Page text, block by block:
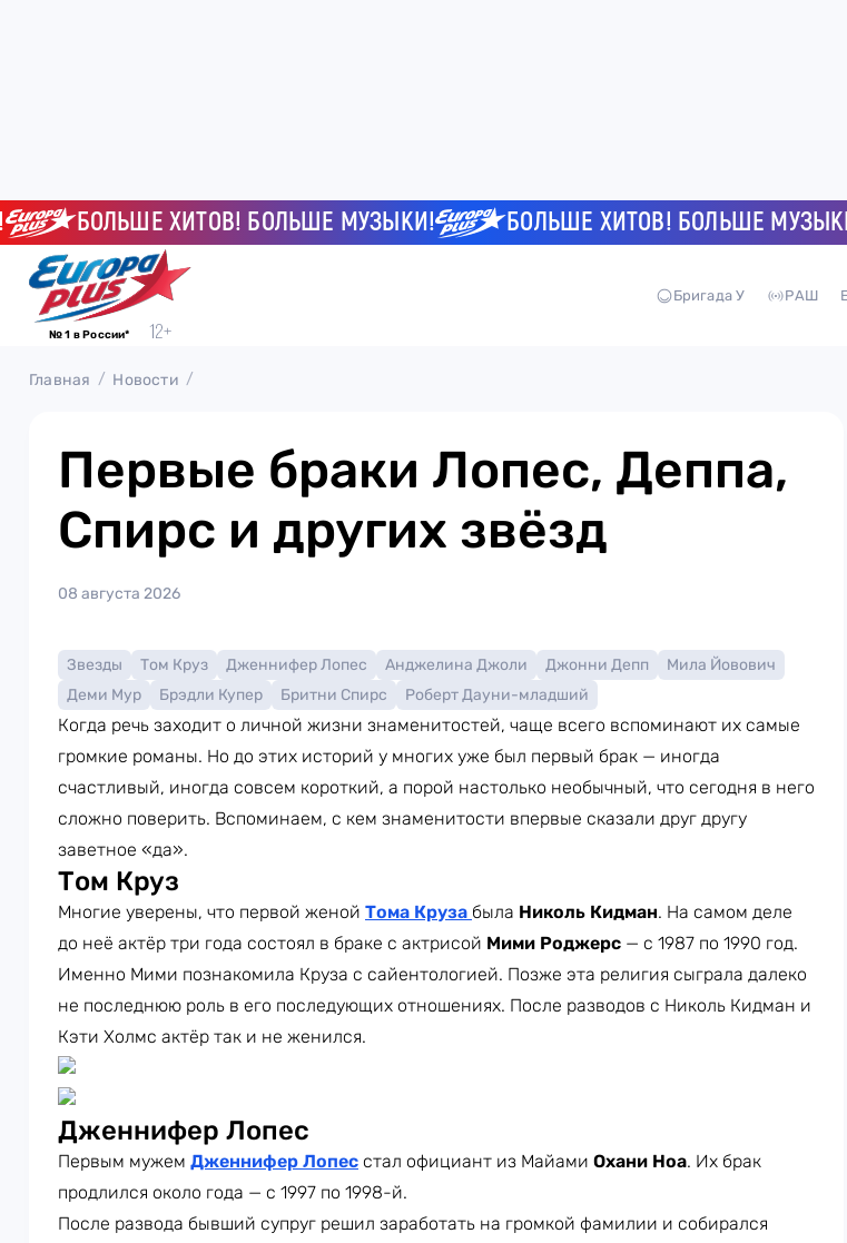
БОЛЬШЕ ХИТОВ! БОЛЬШЕ МУЗЫКИ! БОЛЬШЕ ХИТОВ! БОЛЬШЕ МУЗЫКИ!
№ 1 в России*
Бригада У РАШ
Главная Новости
Первые браки Лопес, Деппа,
Спирс и других звёзд
08 августа 2026
Звезды Том Круз Дженнифер Лопес Анджелина Джоли Джонни Депп
Мила Йовович
Деми Мур
Брэдли Купер Бритни Спирс Роберт Дауни-младший
Когда речь заходит о личной жизни знаменитостей, чаще всего вспоминают их самые
громкие романы. Но до этих историй у многих уже был первый брак — иногда
счастливый, иногда совсем короткий, а порой настолько необычный, что сегодня в него
сложно поверить. Вспоминаем, с кем знаменитости впервые сказали друг другу
заветное «да».
Том Круз
Многие уверены, что первой женой Тома Круза была Николь Кидман. На самом деле
до неё актёр три года состоял в браке с актрисой Мими Роджерс — с 1987 по 1990 год.
Именно Мими познакомила Круза с сайентологией. Позже эта религия сыграла далеко
не последнюю роль в его последующих отношениях. После разводов с Николь Кидман и
Кэти Холмс актёр так и не женился.
Дженнифер Лопес
Первым мужем Дженнифер Лопес стал официант из Майами Охани Ноа. Их брак
продлился около года — с 1997 по 1998-й.
После развода бывший супруг решил заработать на громкой фамилии и собирался